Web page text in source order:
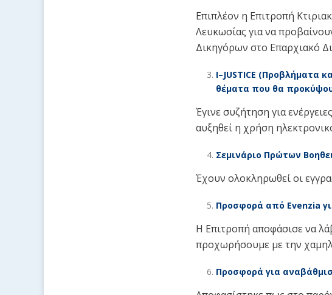
Επιπλέον η Επιτροπή
Λευκωσίας για να
Δικηγόρων στο Επαρχιακό
I–JUSTICE (Προβλήματα
θέματα που θα
Έγινε συζήτηση για
αυξηθεί η χρήση
Σεμινάριο Πρώτων
Έχουν ολοκληρωθεί οι
Προσφορά από Evenzia
Η Επιτροπή αποφάσισε να
προχωρήσουμε με την
Προσφορά για